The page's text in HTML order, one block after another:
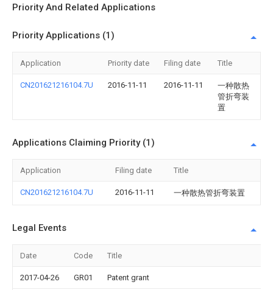
Priority And Related Applications
Priority Applications (1)
Application Priority date Filing date Title
CN201621216104.7U 2016-11-11 2016-11-11
一种散热
管折弯装
置
Applications Claiming Priority (1)
Application Filing date Title
CN201621216104.7U 2016-11-11 一种散热管折弯装置
Legal Events
Date Code Title
2017-04-26 GR01 Patent grant